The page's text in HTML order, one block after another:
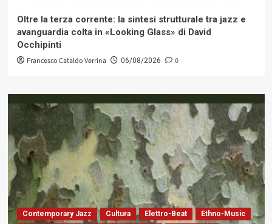
Oltre la terza corrente: la sintesi strutturale tra jazz e
avanguardia colta in «Looking Glass» di David
Occhipinti
Francesco Cataldo Verrina 06/08/2026 0
Contemporary Jazz Cultura Elettro-Beat
Ethno-Music